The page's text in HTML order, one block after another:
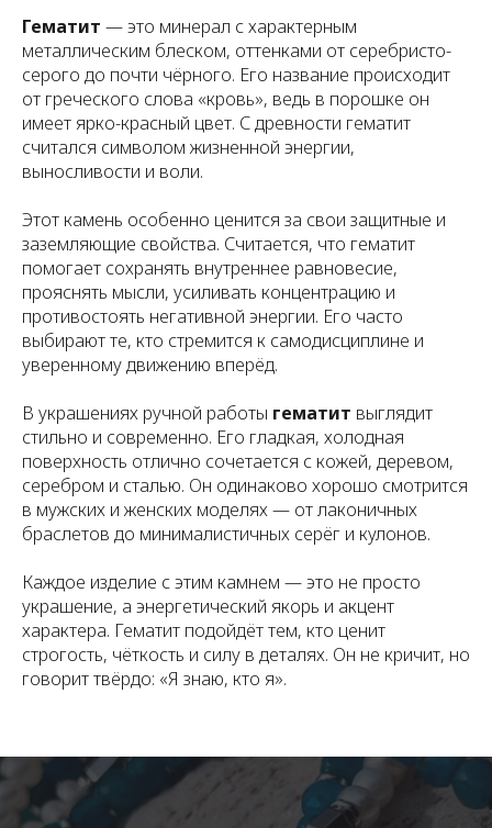
Гематит — это минерал с характерным
металлическим блеском, оттенками от серебристо-
серого до почти чёрного. Его название происходит
от греческого слова «кровь», ведь в порошке он
имеет ярко-красный цвет. С древности гематит
считался символом жизненной энергии,
выносливости и воли.
Этот камень особенно ценится за свои защитные и
заземляющие свойства. Считается, что гематит
помогает сохранять внутреннее равновесие,
прояснять мысли, усиливать концентрацию и
противостоять негативной энергии. Его часто
выбирают те, кто стремится к самодисциплине и
уверенному движению вперёд.
В украшениях ручной работы гематит выглядит
стильно и современно. Его гладкая, холодная
поверхность отлично сочетается с кожей, деревом,
серебром и сталью. Он одинаково хорошо смотрится
в мужских и женских моделях — от лаконичных
браслетов до минималистичных серёг и кулонов.
Каждое изделие с этим камнем — это не просто
украшение, а энергетический якорь и акцент
характера. Гематит подойдёт тем, кто ценит
строгость, чёткость и силу в деталях. Он не кричит, но
говорит твёрдо: «Я знаю, кто я».